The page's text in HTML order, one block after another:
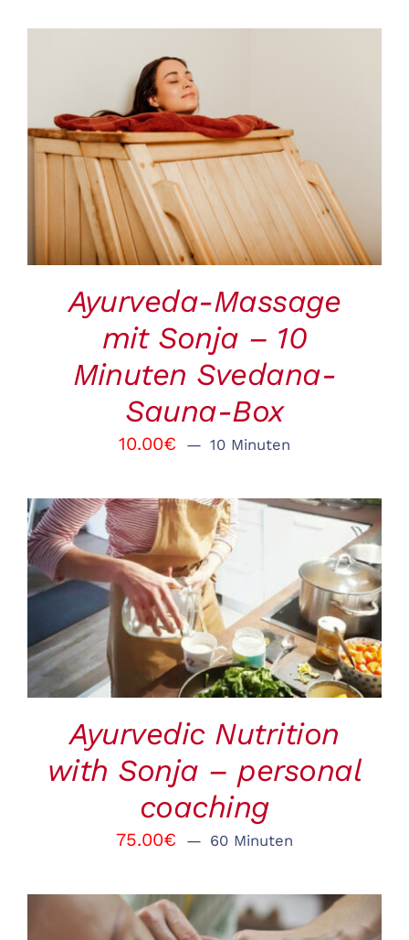
BUCHEN
/
DETAILS
Ayurveda-Massage
mit Sonja – 10
Minuten Svedana-
Sauna-Box
10.00€ 10 Minuten
BUCHEN
DETAILS
Ayurvedic Nutrition
with Sonja – personal
coaching
75.00€ 60 Minuten